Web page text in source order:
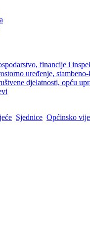
financije i
uređenje,
djelatnosti, opću
Sjednice Općinsko